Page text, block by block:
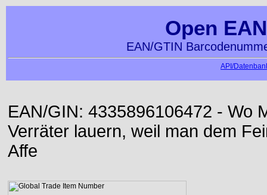
Open
EAN/GTIN
API/
EAN/GIN: 4335896106472 - Wo
Verräter lauern, weil man dem
Affe